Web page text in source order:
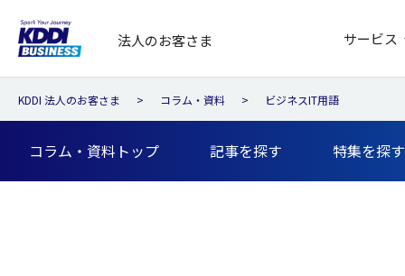
法人のお客さま サービス
KDDI 法人のお客さま コラム・資料 ビジネスIT用語
コラム・資料トップ 記事を探す 特集を探す